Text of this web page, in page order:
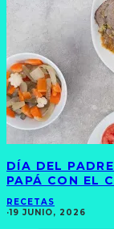
DÍA DEL
PAPÁ CON EL
RECETAS
·19 JUNIO, 2026